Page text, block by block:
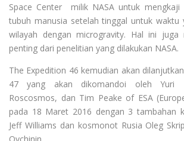
Space Center milik NASA untuk mengkaji
tubuh manusia setelah tinggal untuk waktu
wilayah dengan microgravity. Hal ini juga
penting dari penelitian yang dilakukan NASA.
The Expedition 46 kemudian akan
47 yang akan dikomandoi oleh Yuri
Roscosmos, dan Tim Peake of ESA
pada 18 Maret 2016 dengan 3 tambahan
Jeff Williams dan kosmonot Rusia Oleg